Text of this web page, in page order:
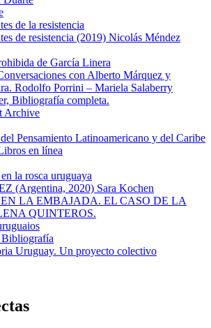
de la resistencia
de resistencia (2019) Nicolás Méndez
de García Linera
con Alberto Márquez y
Rodolfo Porrini – Mariela Salaberry
Bibliografía completa.
Archive
Pensamiento Latinoamericano y del Caribe
en línea
la rosca uruguaya
(Argentina, 2020) Sara Kochen
EN LA EMBAJADA. EL CASO DE LA
QUINTEROS.
Uruguay. Un proyecto colectivo